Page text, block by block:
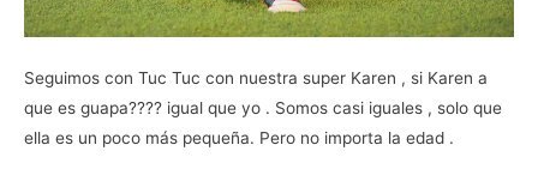
Seguimos con Tuc Tuc con nuestra super Karen , si Karen a
que es guapa???? igual que yo . Somos casi iguales , solo que
ella es un poco más pequeña. Pero no importa la edad .